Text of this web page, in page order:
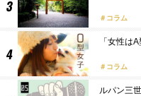
コラム
「女性は
コラム
ルパン三